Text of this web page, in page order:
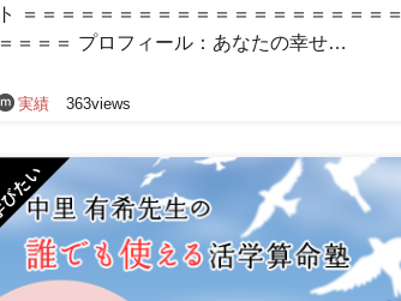
ト ＝＝＝＝＝＝＝＝＝＝＝＝＝＝＝＝＝＝＝＝
＝＝＝＝ プロフィール：あなたの幸せ…
実績 363views